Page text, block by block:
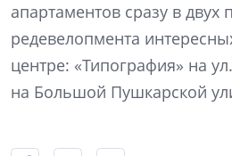
апартаментов сразу в двух
редевелопмента
центре: «Типография» на
на Большой Пушкарской